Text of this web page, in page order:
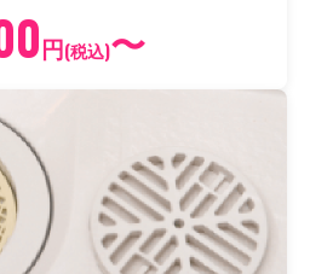
円(税込)〜